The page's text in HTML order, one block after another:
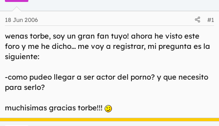
a
d
o
d
e
l
e
a
e
i
c
18 Jun 2006 #1
wenas torbe, soy un gran fan tuyo! ahora he visto este
foro y me he dicho... me voy a registrar, mi pregunta es la
siguiente:
-como pudeo llegar a ser actor del porno? y que necesito
para serlo?
muchisimas gracias torbe!!!